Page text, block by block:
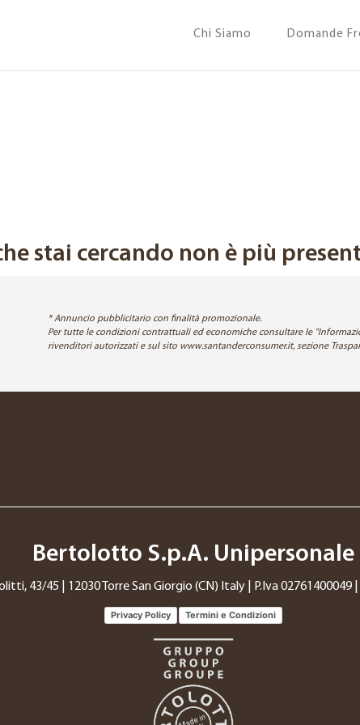
Chi Siamo Domande
stai cercando non è più
* Annuncio pubblicitario con finalità promozionale.
Per tutte le condizioni contrattuali ed economiche consultare le
rivenditori autorizzati e sul sito www.santanderconsumer.it, sezione
Bertolotto S.p.A. Unipersonale
43/45 | 12030 Torre San Giorgio (CN) Italy | P.Iva 02761400049 |
Privacy Policy Termini e Condizioni